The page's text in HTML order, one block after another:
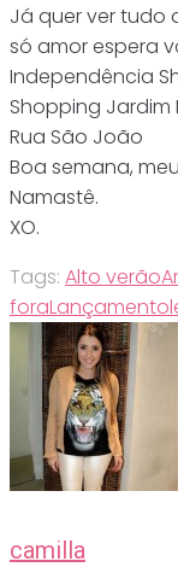
Já quer ver tudo
só amor espera
Independência
Shopping Jardim
Rua São João
Boa semana,
Namastê.
XO.
Tags: Alto verão
foraLançamento
camilla